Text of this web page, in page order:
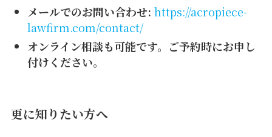
メールでのお問い合わせ: https://acropiece-
lawfirm.com/contact/
オンライン相談も可能です。ご予約時にお申し
付けください。
更に知りたい方へ